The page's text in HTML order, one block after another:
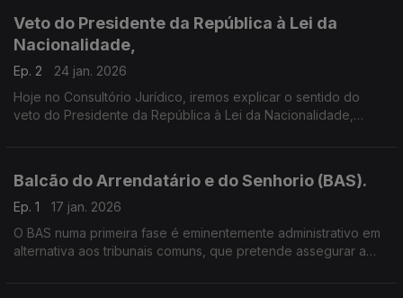
Veto do Presidente da República à Lei da
Nacionalidade,
Ep. 2
24 jan. 2026
Hoje no Consultório Jurídico, iremos explicar o sentido do
veto do Presidente da República à Lei da Nacionalidade,
Balcão do Arrendatário e do Senhorio (BAS).
Ep. 1
17 jan. 2026
O BAS numa primeira fase é eminentemente administrativo em
alternativa aos tribunais comuns, que pretende assegurar a